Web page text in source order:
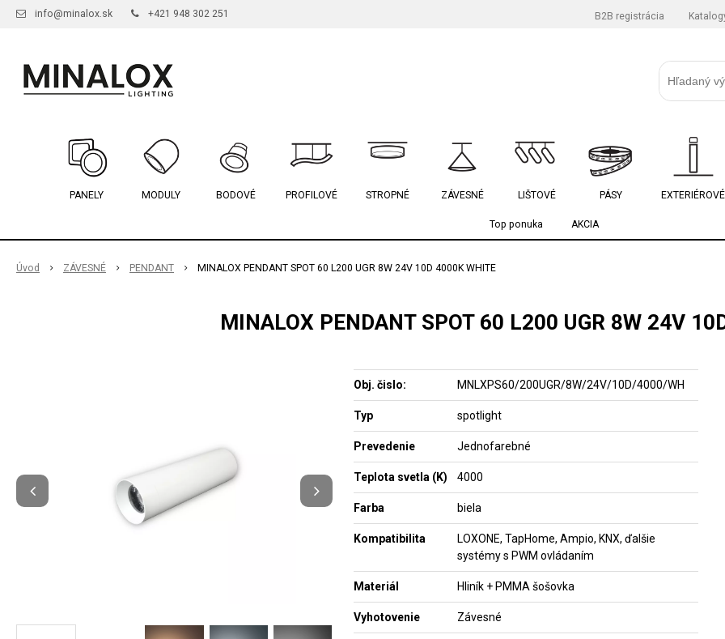
info@minalox.sk +421 948 302 251 B2B registrácia
PANELY MODULY BODOVÉ PROFILOVÉ STROPNÉ ZÁVESNÉ LIŠTOVÉ PÁSY EXTERIÉROVÉ
Top ponuka AKCIA
Úvod ZÁVESNÉ PENDANT MINALOX PENDANT SPOT 60 L200 UGR 8W 24V 10D 4000K WHITE
MINALOX PENDANT SPOT 60 L200 UGR 8W 24V
Obj. čislo: MNLXPS60/200UGR/8W/24V/10D/4000/WH
Typ spotlight
Prevedenie Jednofarebné
Teplota svetla (K) 4000
Farba biela
Kompatibilita
LOXONE, TapHome, Ampio, KNX, ďalšie
systémy s PWM ovládaním
Materiál Hliník + PMMA šošovka
Vyhotovenie Závesné